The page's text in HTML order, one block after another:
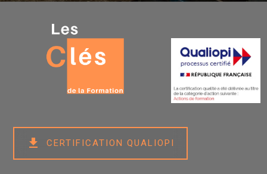
get_app CERTIFICATION QUALIOPI